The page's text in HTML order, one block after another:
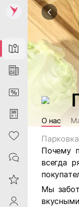
Map
News
DiscountCard
Purchases
Heart
Contacts
Reviews
ProfileSaby
О нас
Парковка
Почему
всегда
Мы